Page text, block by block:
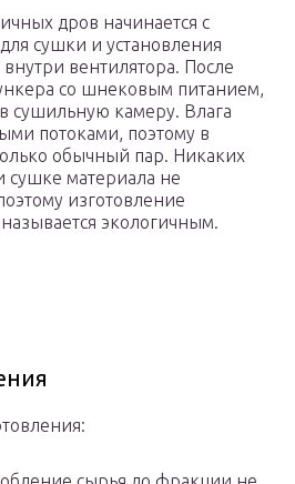
дров начинается с
сушки и установления
вентилятора. После
со шнековым питанием,
сушильную камеру. Влага
потоками, поэтому в
обычный пар. Никаких
сушке материала не
изготовление
экологичным.